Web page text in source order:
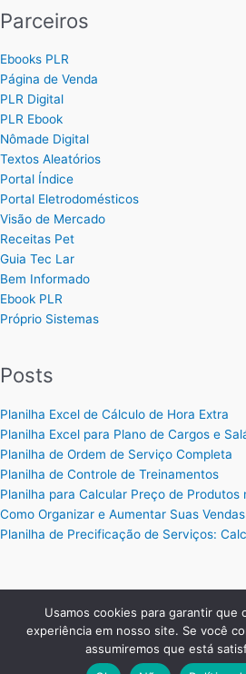
Parceiros
Ebooks PLR
Página de Venda
PLR Digital
PLR Ebook
Nômade Digital
Textos Aleatórios
Portal Índice
Portal Eletrodomésticos
Visão de Mercado
Receitas Pet
Guia Tec Lar
Bem Informado
Ebook PLR
Próprio Sistemas
Posts
Planilha Excel de Cálculo de Hora Extra
Planilha Excel para Plano de Cargos e
Planilha de Ordem de Serviço Completa
Planilha de Controle de Treinamentos
Planilha para Calcular Preço de Produtos
Como Organizar e Aumentar Suas Vendas
Planilha de Precificação de Serviços:
Copyright © 2026 Planilhas Excel |
Digitais .
Usamos cookies para garantir que
experiência em nosso site. Se você
assumiremos que está